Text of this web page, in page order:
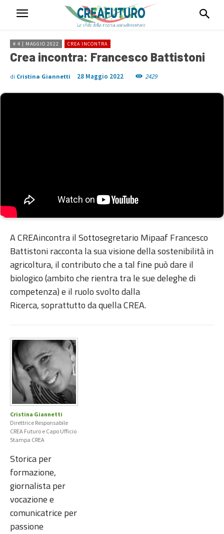
# 4 | MAGGIO 2022 CREA INCONTRA
Crea incontra: Francesco Battistoni
di Cristina Giannetti 28 Maggio 2022 2429
A CREAincontra il Sottosegretario Mipaaf Francesco
Battistoni racconta la sua visione della sostenibilità in
agricoltura, il contributo che a tal fine può dare il
biologico (ambito che rientra tra le sue deleghe di
competenza) e il ruolo svolto dalla
Ricerca, soprattutto da quella CREA.
Cristina Giannetti
Direttrice Responsabile
CREA Futuro e Capo Ufficio
Stampa CREA
Storica per
formazione,
giornalista per
vocazione e
comunicatrice per
passione